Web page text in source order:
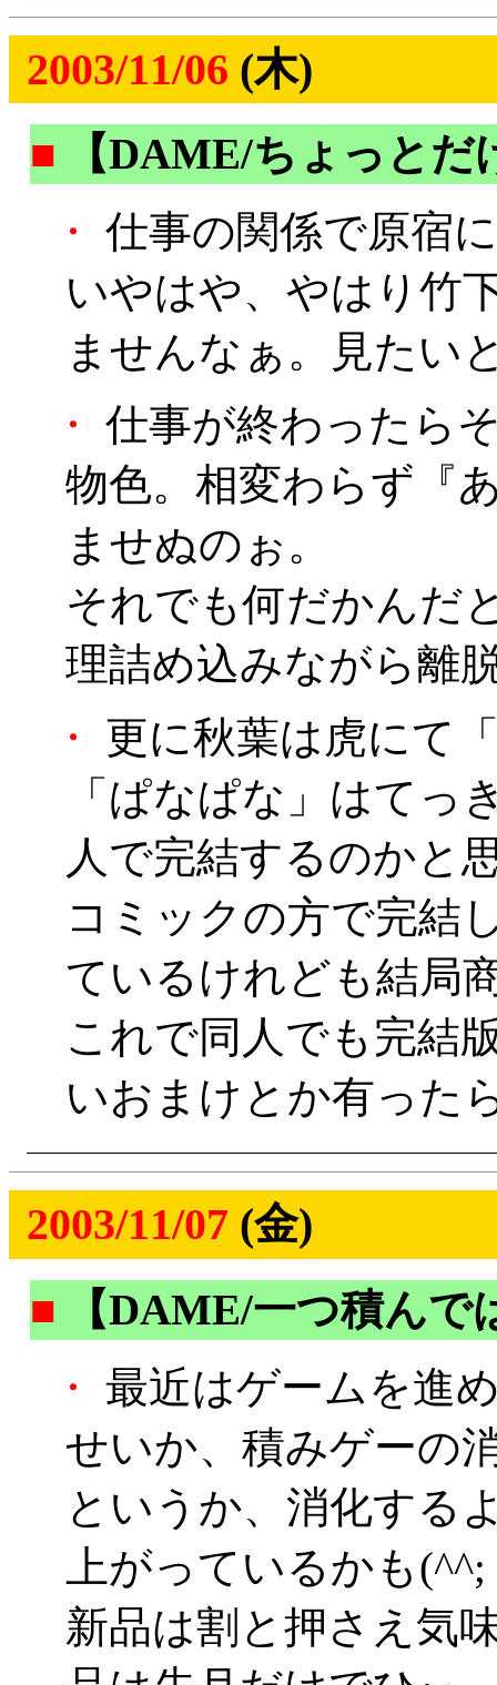
2003/11/06 (木)
■
【DAME/ちょっとだ
・
仕事の関係で原宿
いやはや、やはり竹
ませんなぁ。見たい
・
仕事が終わったら
物色。相変わらず『
ませぬのぉ。
それでも何だかんだ
理詰め込みながら離
・
更に秋葉は虎にて
「ぱなぱな」はてっ
人で完結するのかと
コミックの方で完結
ているけれども結局
これで同人でも完結
いおまけとか有った
2003/11/07 (金)
■
【DAME/一つ積んで
・
最近はゲームを進
せいか、積みゲーの
というか、消化する
上がっているかも(^^;
新品は割と押さえ気